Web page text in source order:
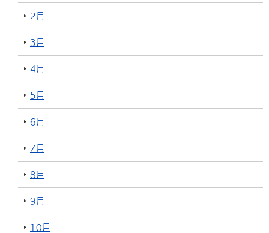
2月
3月
4月
5月
6月
7月
8月
9月
10月